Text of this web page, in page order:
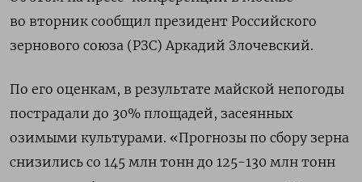
во вторник сообщил президент Российского
зернового союза (РЗС) Аркадий Злочевский.
По его оценкам, в результате майской непогоды
пострадали до 30% площадей, засеянных
озимыми культурами. «Прогнозы по сбору зерна
снизились со 145 млн тонн до 125-130 млн тонн